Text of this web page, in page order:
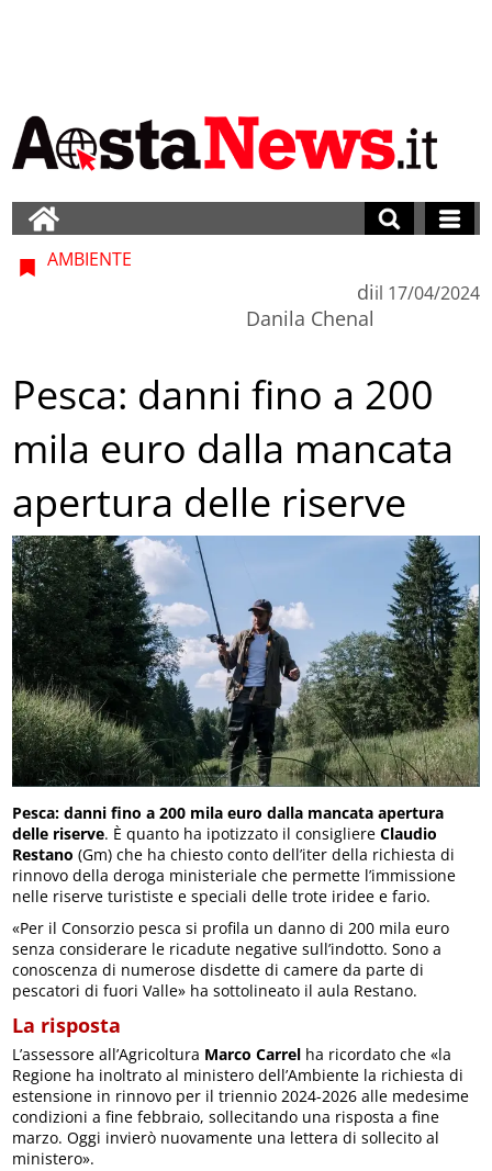
AMBIENTE
di
Danila Chenal
il 17/04/2024
Pesca: danni fino a 200
mila euro dalla mancata
apertura delle riserve
Pesca: danni fino a 200 mila euro dalla mancata apertura
delle riserve. È quanto ha ipotizzato il consigliereClaudio
Restano (Gm) che ha chiesto conto dell’iter della richiesta di
rinnovo della deroga ministeriale che permette l’immissione
nelle riserve turististe e speciali delle trote iridee e fario.
«Per il Consorzio pesca si profila un danno di 200 mila euro
senza considerare le ricadute negative sull’indotto. Sono a
conoscenza di numerose disdette di camere da parte di
pescatori di fuori Valle» ha sottolineato il aula Restano.
La risposta
L’assessore all’Agricoltura Marco Carrel ha ricordato che «la
Regione ha inoltrato al ministero dell’Ambiente la richiesta di
estensione in rinnovo per il triennio 2024-2026 alle medesime
condizioni a fine febbraio, sollecitando una risposta a fine
marzo. Oggi invierò nuovamente una lettera di sollecito al
ministero».